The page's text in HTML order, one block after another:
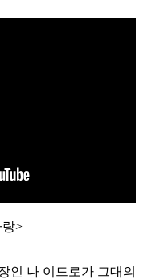
랑>
인 나 이드로가 그대의